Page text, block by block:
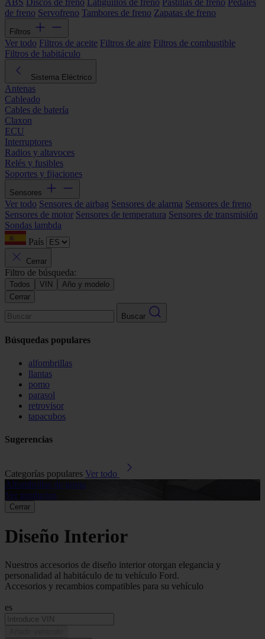
de freno Servofreno Tambores de freno Zapatas de freno
Filtros
Ver todo Filtros de aceite Filtros de aire Filtros de combustible
Filtros de habitáculo
Sistema Eléctrico
Antenas
Cableado
Cables de batería
Claxon
ECU
Interruptores
Radios y altavoces
Relés y fusibles
Soportes y fijaciones
Sensores
Ver todo Sensores de airbag Sensores de alarma Sensores de freno
Sensores de motor Sensores de temperatura Sensores de transmisión
Sondas lambda
País
Cerrar
Filtro de búsqueda:
Todos VIN
Año y modelo
Cerrar
Buscar
Búsquedas populares
alfombrillas
llantas
pomo
parasol
retrovisor
tapacubos
Sugerencias
Categorías populares Ver todo
Alfombrillas de goma
Ver productos
Cerrar
Diseño Interior
Nuestros accesorios de diseño interior otorgan elegancia y
personalidad al habitáculo de tu vehículo Ford.
Accesorios y recambios compatibles para su vehículo
es